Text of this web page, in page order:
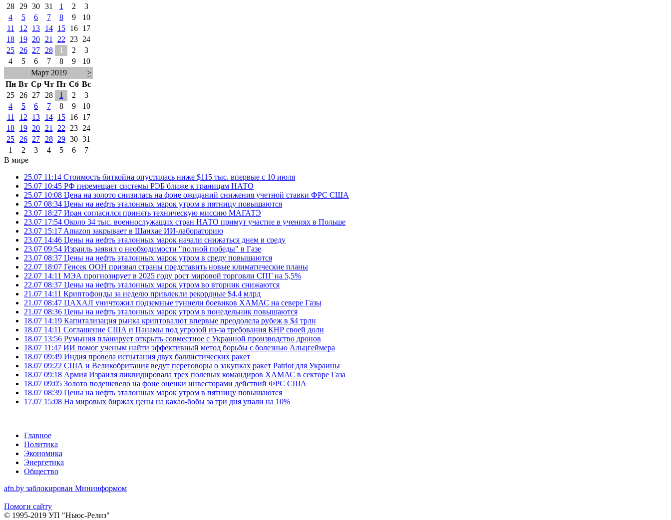
28
29 30 31 1 2
3
4
5 6 7 8 9
10
11
12 13 14 15 16
17
18
19 20 21 22 23
24
25
26 27 28 1 2
3
4
5 6 7 8 9
10
Март 2019
>
Пн Вт Ср Чт Пт Сб Вс
25
26 27 28 1 2
3
4
5 6 7 8 9
10
11
12 13 14 15 16
17
18
19 20 21 22 23
24
25
26 27 28 29 30 31
1
2 3 4 5 6
7
В мире
25.07 11:14 Стоимость биткойна опустилась ниже $115 тыс. впервые с 10 июля
25.07 10:45 РФ перемещает системы РЭБ ближе к границам НАТО
25.07 10:08 Цена на золото снизилась на фоне ожиданий снижения учетной ставки ФРС США
25.07 08:34 Цены на нефть эталонных марок утром в пятницу повышаются
23.07 18:27 Иран согласился принять техническую миссию МАГАТЭ
23.07 17:54 Около 34 тыс. военнослужащих стран НАТО примут участие в учениях в Польше
23.07 15:17 Amazon закрывает в Шанхае ИИ-лабораторию
23.07 14:46 Цены на нефть эталонных марок начали снижаться днем в среду
23.07 09:54 Израиль заявил о необходимости "полной победы" в Газе
23.07 08:37 Цены на нефть эталонных марок утром в среду повышаются
22.07 18:07 Генсек ООН призвал страны представить новые климатические планы
22.07 14:11 МЭА прогнозирует в 2025 году рост мировой торговли СПГ на 5,5%
22.07 08:37 Цены на нефть эталонных марок утром во вторник снижаются
21.07 14:11 Криптофонды за неделю привлекли рекордные $4,4 млрд
21.07 08:47 ЦАХАЛ уничтожил подземные туннели боевиков ХАМАС на севере Газы
21.07 08:36 Цены на нефть эталонных марок утром в понедельник повышаются
18.07 14:19 Капитализация рынка криптовалют впервые преодолела рубеж в $4 трлн
18.07 14:11 Соглашение США и Панамы под угрозой из-за требования КНР своей доли
18.07 13:56 Румыния планирует открыть совместное с Украиной производство дронов
18.07 11:47 ИИ помог ученым найти эффективный метод борьбы с болезнью Альцгеймера
18.07 09:49 Индия провела испытания двух баллистических ракет
18.07 09:22 США и Великобритания ведут переговоры о закупках ракет Patriot для Украины
18.07 09:18 Армия Израиля ликвидировала трех полевых командиров ХАМАС в секторе Газа
18.07 09:05 Золото подешевело на фоне оценки инвесторами действий ФРС США
18.07 08:39 Цены на нефть эталонных марок утром в пятницу повышаются
17.07 15:08 На мировых биржах цены на какао-бобы за три дня упали на 10%
Главное
Политика
Экономика
Энергетика
Общество
afn.by заблокирован Мининформом
Помоги сайту
© 1995-2019 УП "Ньюс-Релиз"